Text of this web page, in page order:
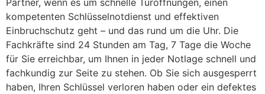
Partner, wenn es um schnelle Türöffnungen, einen
kompetenten Schlüsselnotdienst und effektiven
Einbruchschutz geht – und das rund um die Uhr. Die
Fachkräfte sind 24 Stunden am Tag, 7 Tage die Woche
für Sie erreichbar, um Ihnen in jeder Notlage schnell und
fachkundig zur Seite zu stehen. Ob Sie sich ausgesperrt
haben, Ihren Schlüssel verloren haben oder ein defektes